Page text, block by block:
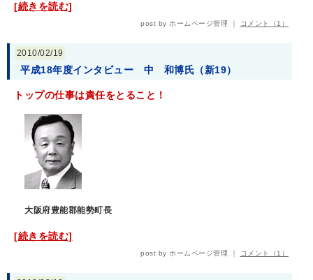
[続きを読む]
post by ホームページ管理 ｜ コメント（1）
2010/02/19
平成18年度インタビュー 中 和博氏（新19）
トップの仕事は責任をとること！
大阪府豊能郡能勢町長
[続きを読む]
post by ホームページ管理 ｜ コメント（1）